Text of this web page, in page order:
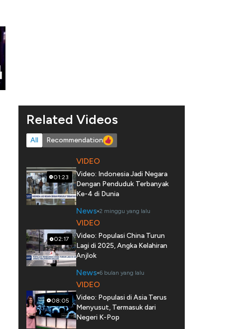
Related Videos
All Recommendation
01:23
VIDEO
Video: Indonesia Jadi Negara
Dengan Penduduk Terbanyak
Ke-4 di Dunia
News 2 minggu yang lalu
02:17
VIDEO
Video: Populasi China Turun
Lagi di 2025, Angka Kelahiran
Anjlok
News 6 bulan yang lalu
08:05
VIDEO
Video: Populasi di Asia Terus
Menyusut, Termasuk dari
Negeri K-Pop